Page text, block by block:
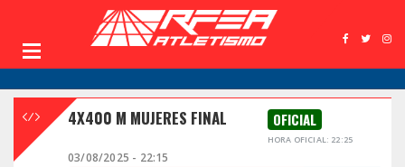
4X400 M MUJERES FINAL OFICIAL
HORA OFICIAL: 22:25
03/08/2025 - 22:15